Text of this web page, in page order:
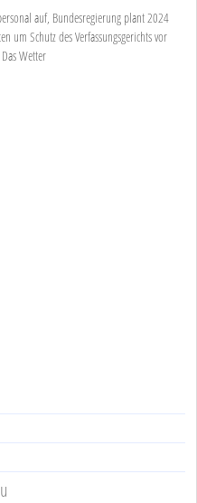
auf, Bundesregierung plant 2024
um Schutz des Verfassungsgerichts vor
Wetter